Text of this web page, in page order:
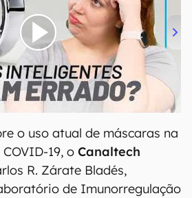
o uso atual de máscaras na
19, o Canaltech
R. Zárate Bladés,
de Imunorregulação